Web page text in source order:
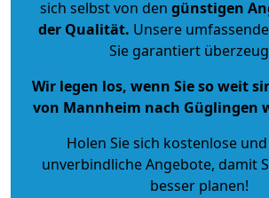
sich selbst von den günstigen
der Qualität. Unsere
Sie garantiert
Wir legen los, wenn Sie so weit
von Mannheim nach Güglingen
Holen Sie sich kostenlose
unverbindliche Angebote, damit
besser planen!